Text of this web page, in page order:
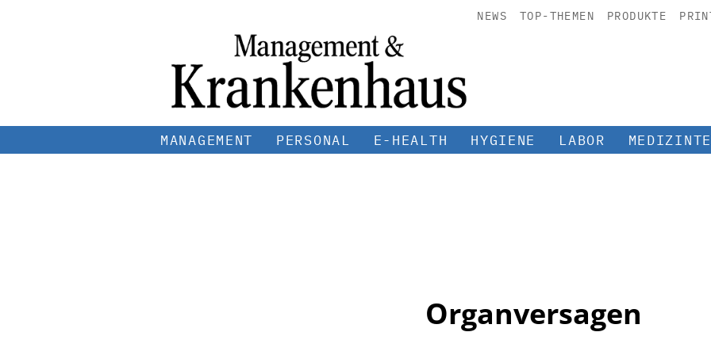
NEWS TOP-THEMEN PRODUKTE
MANAGEMENT PERSONAL E-HEALTH HYGIENE LABOR
Organversagen